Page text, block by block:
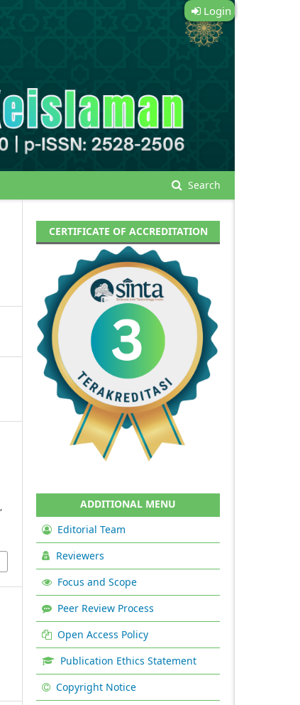
Search
Login
,
CERTIFICATE OF ACCREDITATION
ADDITIONAL MENU
Editorial Team
Reviewers
Focus and Scope
Peer Review Process
Open Access Policy
Publication Ethics Statement
Copyright Notice